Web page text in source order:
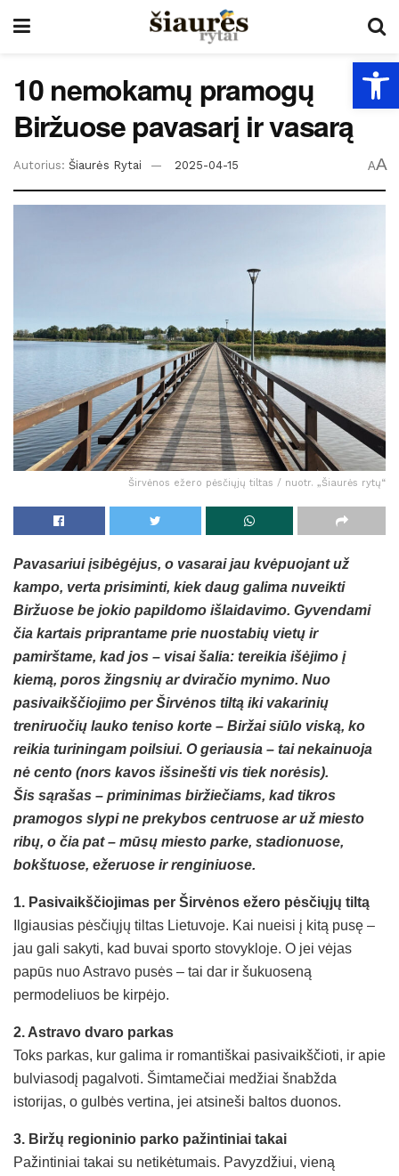
10 nemokamų pramogų
Biržuose pavasarį ir vasarą
Autorius: Šiaurės Rytai 2025-04-15 AA
Širvėnos ežero pėsčiųjų tiltas / nuotr. „Šiaurės rytų“
Pavasariui įsibėgėjus, o vasarai jau kvėpuojant už
kampo, verta prisiminti, kiek daug galima nuveikti
Biržuose be jokio papildomo išlaidavimo. Gyvendami
čia kartais priprantame prie nuostabių vietų ir
pamirštame, kad jos – visai šalia: tereikia išėjimo į
kiemą, poros žingsnių ar dviračio mynimo. Nuo
pasivaikščiojimo per Širvėnos tiltą iki vakarinių
treniruočių lauko teniso korte – Biržai siūlo viską, ko
reikia turiningam poilsiui. O geriausia – tai nekainuoja
nė cento (nors kavos išsinešti vis tiek norėsis).
Šis sąrašas – priminimas biržiečiams, kad tikros
pramogos slypi ne prekybos centruose ar už miesto
ribų, o čia pat – mūsų miesto parke, stadionuose,
bokštuose, ežeruose ir renginiuose.
1. Pasivaikščiojimas per Širvėnos ežero pėsčiųjų tiltą
Ilgiausias pėsčiųjų tiltas Lietuvoje. Kai nueisi į kitą pusę –
jau gali sakyti, kad buvai sporto stovykloje. O jei vėjas
papūs nuo Astravo pusės – tai dar ir šukuoseną
permodeliuos be kirpėjo.
2. Astravo dvaro parkas
Toks parkas, kur galima ir romantiškai pasivaikščioti, ir apie
bulviasodį pagalvoti. Šimtamečiai medžiai šnabžda
istorijas, o gulbės vertina, jei atsineši baltos duonos.
3. Biržų regioninio parko pažintiniai takai
Pažintiniai takai su netikėtumais. Pavyzdžiui, vieną